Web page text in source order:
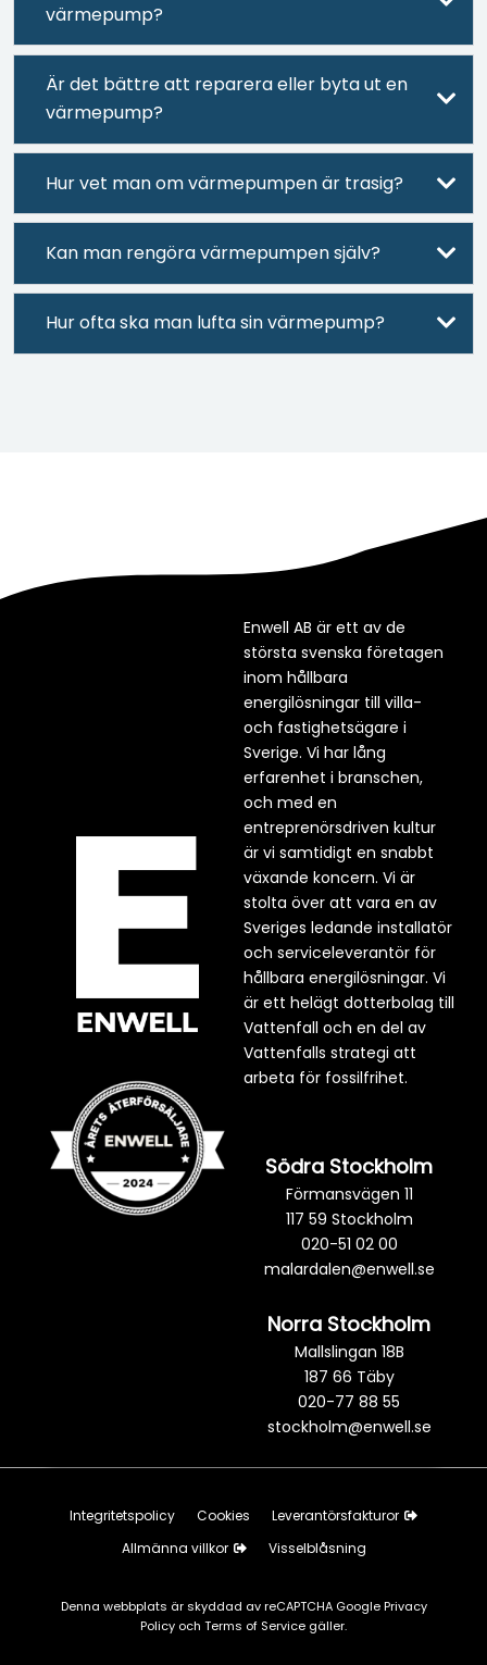
värmepump?
Är det bättre att reparera eller byta ut en
värmepump?
Hur vet man om värmepumpen är trasig?
Kan man rengöra värmepumpen själv?
Hur ofta ska man lufta sin värmepump?
Enwell AB är ett av de
största svenska företagen
inom hållbara
energilösningar till villa-
och fastighetsägare i
Sverige. Vi har lång
erfarenhet i branschen,
och med en
entreprenörsdriven kultur
är vi samtidigt en snabbt
växande koncern. Vi är
stolta över att vara en av
Sveriges ledande installatör
och serviceleverantör för
hållbara energilösningar. Vi
är ett helägt dotterbolag till
Vattenfall och en del av
Vattenfalls strategi att
arbeta för fossilfrihet.
Södra Stockholm
Förmansvägen 11
117 59 Stockholm
020-51 02 00
malardalen@enwell.se
Norra Stockholm
Mallslingan 18B
187 66 Täby
020-77 88 55
stockholm@enwell.se
Integritetspolicy Cookies
Leverantörsfakturor
Allmänna villkor
Visselblåsning
Denna webbplats är skyddad av reCAPTCHA GooglePrivacy
Policy och Terms of Service gäller.